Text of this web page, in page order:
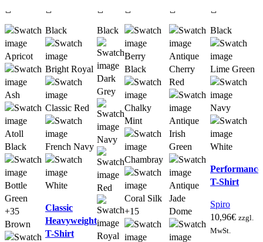
Compare
Add to
wishlist
Apricot
Ash
Atoll
Black
Bottle
Green
+35
Brown
Compare
Add to
wishlist
Black
Bright Royal
Classic Red
French Navy
White
Classic
Heavyweight
T-Shirt
Compare
Add to
wishlist
Black
Dark
Grey
Navy
Red
Royal
Compare
Add to
wishlist
Berry
Black
Chalky
Mint
Chambray
Coral Silk
+15
Compare
Add to
wishlist
Antique
Cherry
Red
Antique
Irish
Green
Antique
Jade
Dome
Compare
Add to
wishlist
Black
Lime Green
Navy
White
Performance
T-Shirt
Spiro
10,96€ zzgl.
MwSt.